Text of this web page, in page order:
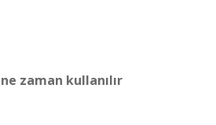
zaman kullanılır